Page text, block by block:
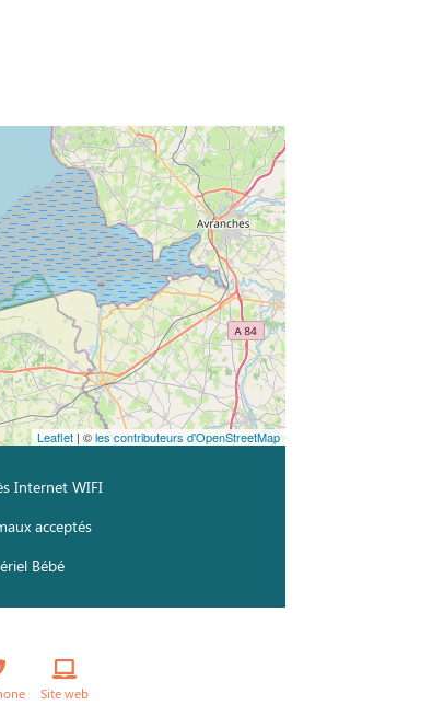
Leaflet| ©les contributeurs d'OpenStreetMap
Internet WIFI
acceptés
Bébé
Site web